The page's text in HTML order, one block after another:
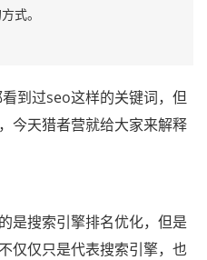
式。
过seo这样的关键词，但
今天猎者营就给大家来解释
搜索引擎排名优化，但是
仅仅只是代表搜索引擎，也